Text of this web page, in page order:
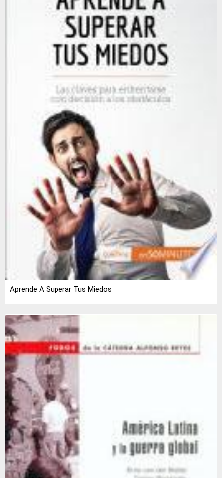
Aprende A Superar Tus Miedos